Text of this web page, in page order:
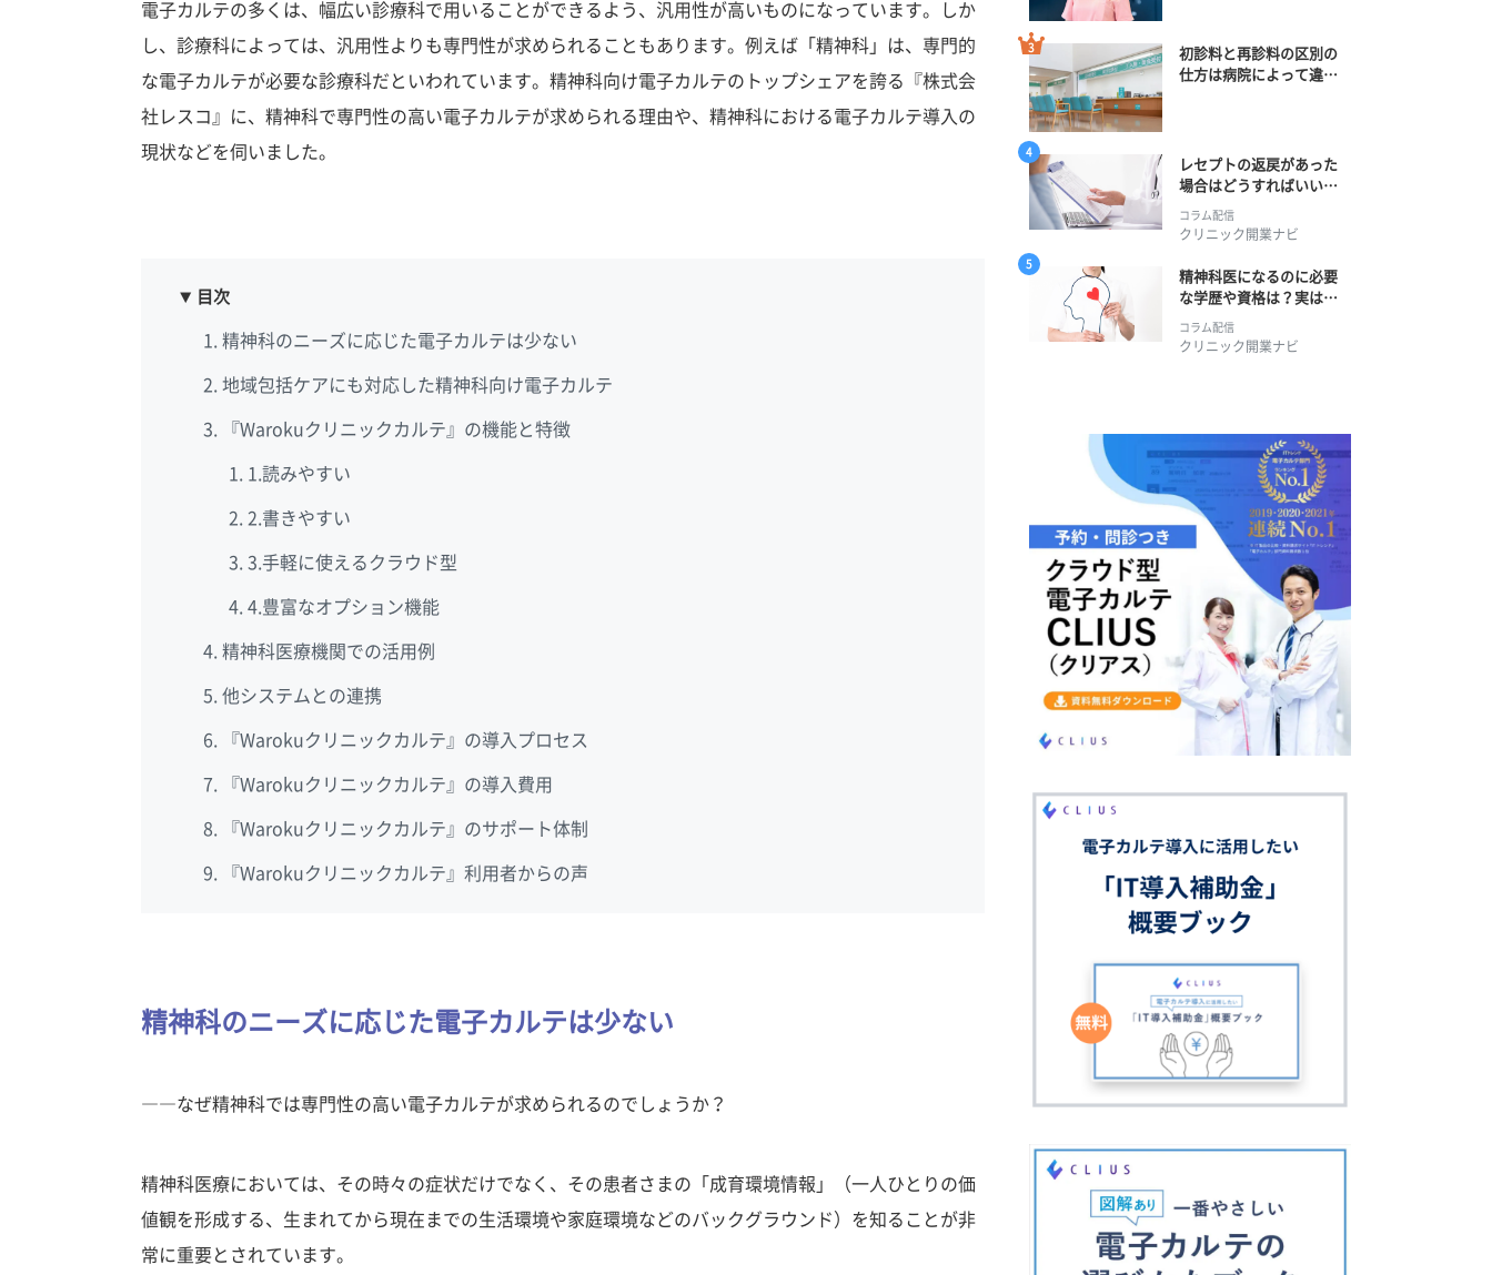
電子カルテの多くは、幅広い診療科で用いることができるよう、汎用性が高いものになっています。しか
し、診療科によっては、汎用性よりも専門性が求められることもあります。例えば「精神科」は、専門的
な電子カルテが必要な診療科だといわれています。精神科向け電子カルテのトップシェアを誇る『株式会
社レスコ』に、精神科で専門性の高い電子カルテが求められる理由や、精神科における電子カルテ導入の
現状などを伺いました。
目次
精神科のニーズに応じた電子カルテは少ない
地域包括ケアにも対応した精神科向け電子カルテ
『Warokuクリニックカルテ』の機能と特徴
1.読みやすい
2.書きやすい
3.手軽に使えるクラウド型
4.豊富なオプション機能
精神科医療機関での活用例
他システムとの連携
『Warokuクリニックカルテ』の導入プロセス
『Warokuクリニックカルテ』の導入費用
『Warokuクリニックカルテ』のサポート体制
『Warokuクリニックカルテ』利用者からの声
精神科のニーズに応じた電子カルテは少ない
――なぜ精神科では専門性の高い電子カルテが求められるのでしょうか？
精神科医療においては、その時々の症状だけでなく、その患者さまの「成育環境情報」（一人ひとりの価
値観を形成する、生まれてから現在までの生活環境や家庭環境などのバックグラウンド）を知ることが非
常に重要とされています。
初診料と再診料の区別の
仕方は病院によって違
レセプトの返戻があった
場合はどうすればいい？
そのプロセスとは？
コラム配信
クリニック開業ナビ
精神科医になるのに必要
な学歴や資格は？実は学
士編入学からでも目指せ
る！
コラム配信
クリニック開業ナビ